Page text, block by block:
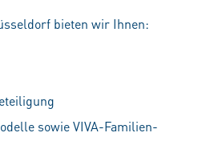
bieten wir Ihnen:
sowie VIVA-Familien-